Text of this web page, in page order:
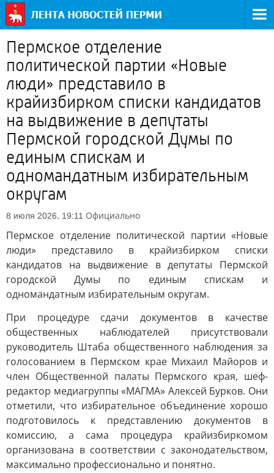
Пермское отделение
политической партии «Новые
люди» представило в
крайизбирком списки кандидатов
на выдвижение в депутаты
Пермской городской Думы по
единым спискам и
одномандатным избирательным
округам
8 июля 2026, 19:11 Официально
Пермское отделение политической партии «Новые
люди» представило в крайизбирком списки
кандидатов на выдвижение в депутаты Пермской
городской Думы по единым спискам и
одномандатным избирательным округам.
При процедуре сдачи документов в качестве
общественных наблюдателей присутствовали
руководитель Штаба общественного наблюдения за
голосованием в Пермском крае Михаил Майоров и
член Общественной палаты Пермского края, шеф-
редактор медиагруппы «МАГМА» Алексей Бурков. Они
отметили, что избирательное объединение хорошо
подготовилось к представлению документов в
комиссию, а сама процедура крайизбиркомом
организована в соответствии с законодательством,
максимально профессионально и понятно.